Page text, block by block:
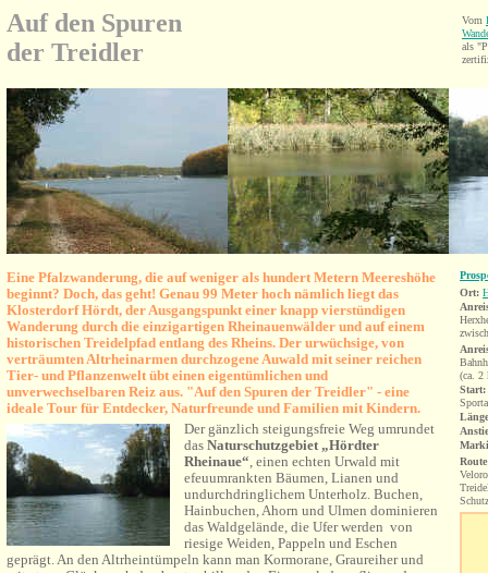
Auf den Spuren
der Treidler
Vom
als
Eine Pfalzwanderung, die auf weniger als hundert Metern Meereshöhe
beginnt? Doch, das geht! Genau 99 Meter hoch nämlich liegt das
Klosterdorf Hördt, der Ausgangspunkt einer knapp vierstündigen
Wanderung durch die einzigartigen Rheinauenwälder und auf einem
historischen Treidelpfad entlang des Rheins. Der urwüchsige, von
verträumten Altrheinarmen durchzogene Auwald mit seiner reichen
Tier- und Pflanzenwelt übt einen eigentümlichen und
unverwechselbaren Reiz aus. "Auf den Spuren der Treidler" - eine
ideale Tour für Entdecker, Naturfreunde und Familien mit Kindern.
Der gänzlich steigungsfreie Weg umrundet
das Naturschutzgebiet „Hördter
Rheinaue“, einen echten Urwald mit
efeuumrankten Bäumen, Lianen und
undurchdringlichem Unterholz. Buchen,
Hainbuchen, Ahorn und Ulmen dominieren
das Waldgelände, die Ufer werden von
riesige Weiden, Pappeln und Eschen
geprägt. An den Altrheintümpeln kann man Kormorane, Graureiher und
Ort:
(ca. 2
Start: